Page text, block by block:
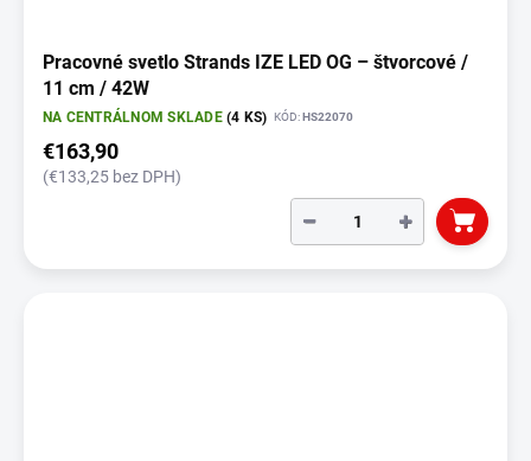
Pracovné svetlo Strands IZE LED OG – štvorcové /
11 cm / 42W
NA CENTRÁLNOM SKLADE(4 KS) KÓD:HS22070
€163,90
(€133,25 bez DPH)
+
−